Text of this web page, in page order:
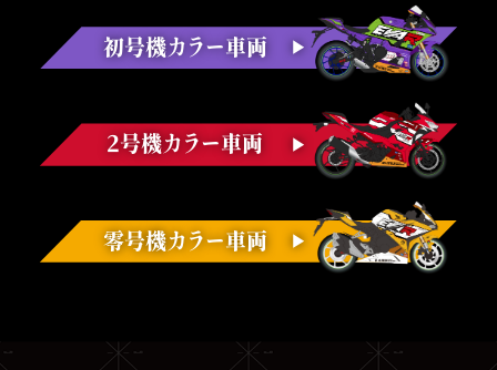
初号機カラー車両
2号機カラー車両
零号機カラー車両